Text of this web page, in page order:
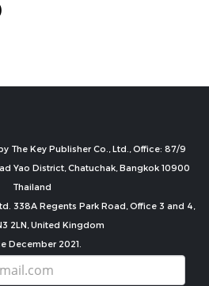
The Key Publisher Co., Ltd., Office: 87/9
Yao District, Chatuchak, Bangkok 10900
Thailand
338A Regents Park Road, Office 3 and 4,
2LN, United Kingdom
December 2021.